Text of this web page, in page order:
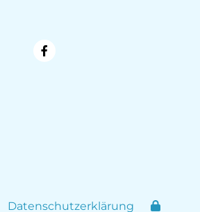
Datenschutzerklärung